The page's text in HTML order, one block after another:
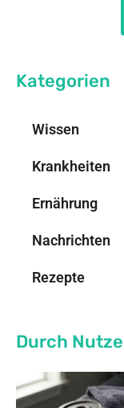
Kategorien
Wissen
Krankheiten
Ernährung
Nachrichten
Rezepte
Durch